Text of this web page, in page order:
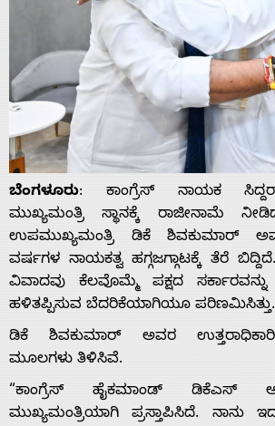
Home
ಬೆಂಗಳೂರು: ಕಾಂಗ್ರೆಸ್ ನಾಯಕ
ಮುಖ್ಯಮಂತ್ರಿ ಸ್ಥಾನಕ್ಕೆ ರಾಜೀನಾಮೆ
ಉಪಮುಖ್ಯಮಂತ್ರಿ ಡಿಕೆ ಶಿವಕುಮಾರ್
ವರ್ಷಗಳ ನಾಯಕತ್ವ ಹಗ್ಗಜಗ್ಗಾಟಕ್ಕೆ ತೆರೆ
ವಿವಾದವು ಕೆಲವೊಮ್ಮೆ ಪಕ್ಷದ ಸರ್ಕಾರವನ್ನು
ಹಳಿತಪ್ಪಿಸುವ ಬೆದರಿಕೆಯಾಗಿಯೂ ಪರಿಣಮಿಸಿತ್ತು.
ಡಿಕೆ ಶಿವಕುಮಾರ್ ಅವರ
ಮೂಲಗಳು ತಿಳಿಸಿವೆ.
“ಕಾಂಗ್ರೆಸ್ ಹೈಕಮಾಂಡ್ ಡಿಕೆಎಸ್
ಮುಖ್ಯಮಂತ್ರಿಯಾಗಿ ಪ್ರಸ್ತಾಪಿಸಿದೆ. ನಾನು